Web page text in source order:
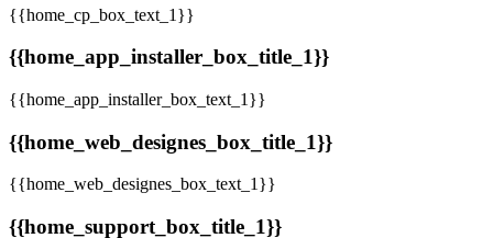
{{home_cp_box_text_1}}
{{home_app_installer_box_title_1}}
{{home_app_installer_box_text_1}}
{{home_web_designes_box_title_1}}
{{home_web_designes_box_text_1}}
{{home_support_box_title_1}}